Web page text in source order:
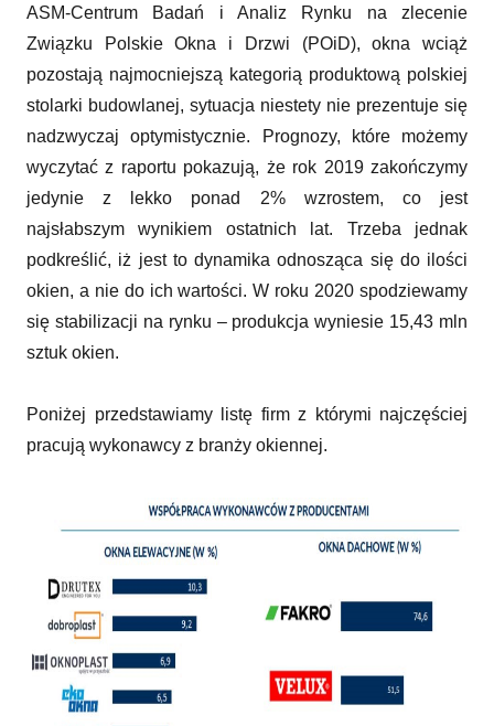
ASM-Centrum Badań i Analiz Rynku na zlecenie
Związku Polskie Okna i Drzwi (POiD), okna wciąż
pozostają najmocniejszą kategorią produktową polskiej
stolarki budowlanej, sytuacja niestety nie prezentuje się
nadzwyczaj optymistycznie. Prognozy, które możemy
wyczytać z raportu pokazują, że rok 2019 zakończymy
jedynie z lekko ponad 2% wzrostem, co jest
najsłabszym wynikiem ostatnich lat. Trzeba jednak
podkreślić, iż jest to dynamika odnosząca się do ilości
okien, a nie do ich wartości. W roku 2020 spodziewamy
się stabilizacji na rynku – produkcja wyniesie 15,43 mln
sztuk okien.
Poniżej przedstawiamy listę firm z którymi najczęściej
pracują wykonawcy z branży okiennej.